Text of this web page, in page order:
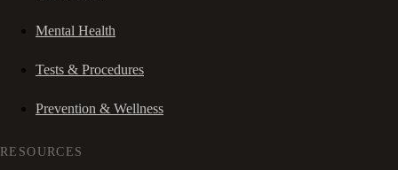
Mental Health
Tests & Procedures
Prevention & Wellness
RESOURCES